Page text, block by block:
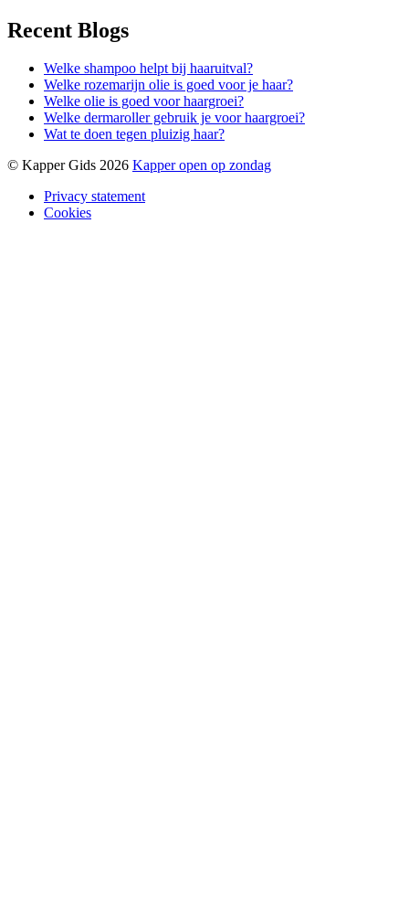
Recent Blogs
Welke shampoo helpt bij haaruitval?
Welke rozemarijn olie is goed voor je haar?
Welke olie is goed voor haargroei?
Welke dermaroller gebruik je voor haargroei?
Wat te doen tegen pluizig haar?
© Kapper Gids 2026 Kapper open op zondag
Privacy statement
Cookies